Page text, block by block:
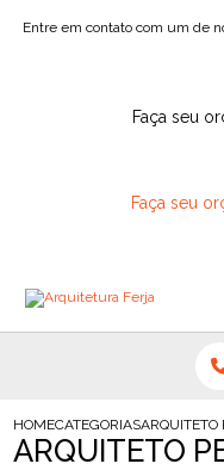
Entre em contato com um de
Faça seu
Faça seu
HOMECATEGORIASARQUITETO
ARQUITETO